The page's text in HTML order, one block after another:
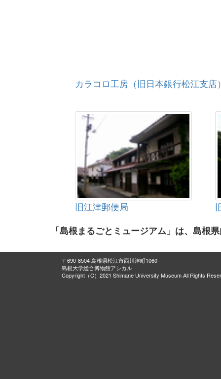
カラコロ工房（旧日本銀行松江支店
旧江津郵便局
「島根まるごとミュージアム」は、島根
〒690-8504 島根県松江市西川津町1060
島根大学総合博物館アシカル
Copyright（C）2021 Shimane University Museum All Rights